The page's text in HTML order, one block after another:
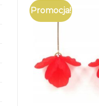
Promocja!